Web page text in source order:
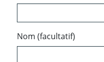
Nom (facultatif)